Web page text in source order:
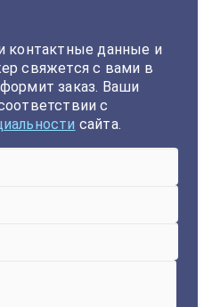
контактные данные и
свяжется с вами в
заказ. Ваши
с
сайта.